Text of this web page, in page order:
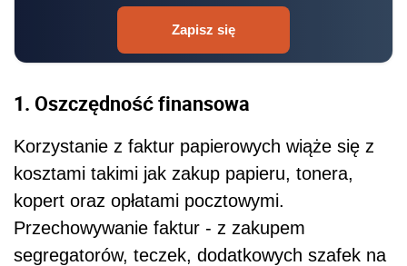
Zapisz się
1. Oszczędność finansowa
Korzystanie z faktur papierowych wiąże się z
kosztami takimi jak zakup papieru, tonera,
kopert oraz opłatami pocztowymi.
Przechowywanie faktur - z zakupem
segregatorów, teczek, dodatkowych szafek na